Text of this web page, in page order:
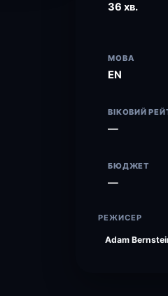
36 хв.
МОВА
EN
ВІКОВИЙ
—
БЮДЖЕТ
—
РЕЖИСЕР
Adam